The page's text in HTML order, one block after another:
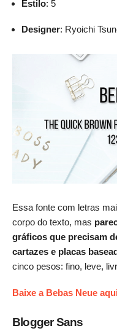
Estilo: 5
Designer: Ryoichi
Essa fonte com letras
corpo do texto, mas
gráficos que precisam
cartazes e placas
cinco pesos: fino, leve,
Baixe a Bebas Neue aqui
Blogger Sans